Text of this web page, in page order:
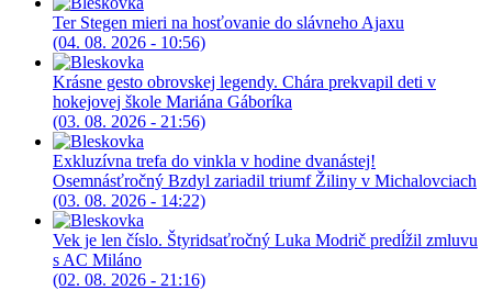
Ter Stegen mieri na hosťovanie do slávneho Ajaxu
(04. 08. 2026 - 10:56)
Krásne gesto obrovskej legendy. Chára prekvapil deti v
hokejovej škole Mariána Gáboríka
(03. 08. 2026 - 21:56)
Exkluzívna trefa do vinkla v hodine dvanástej!
Osemnásťročný Bzdyl zariadil triumf Žiliny v Michalovciach
(03. 08. 2026 - 14:22)
Vek je len číslo. Štyridsaťročný Luka Modrič predĺžil zmluvu
s AC Miláno
(02. 08. 2026 - 21:16)